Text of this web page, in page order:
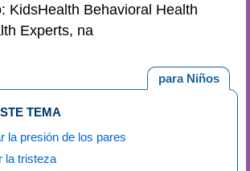
KidsHealth Behavioral Health
Experts, na
para Niños
TEMA
la presión de los pares
la tristeza